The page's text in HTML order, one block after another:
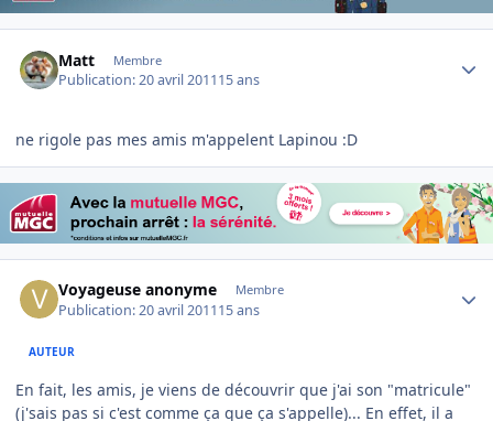
Matt Membre
Publication:20 avril 201115 ans
ne rigole pas mes amis m'appelent Lapinou :D
Voyageuse anonyme Membre
Publication:20 avril 201115 ans
AUTEUR
En fait, les amis, je viens de découvrir que j'ai son "matricule"
(j'sais pas si c'est comme ça que ça s'appelle)... En effet, il a